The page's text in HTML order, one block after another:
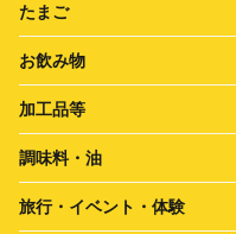
たまご
お飲み物
加工品等
調味料・油
旅行・イベント・体験